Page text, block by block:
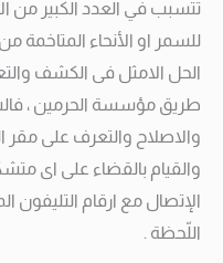
تتسبب في العدد الكبير من
للسمر او الأنحاء المتاخمة
الحل الامثل فى الكشف
طريق مؤسسة الحرمين ،
والاصلاح والتعرف على
والقيام بالقضاء على اى
الإتصال مع ارقام
اللّحظة .